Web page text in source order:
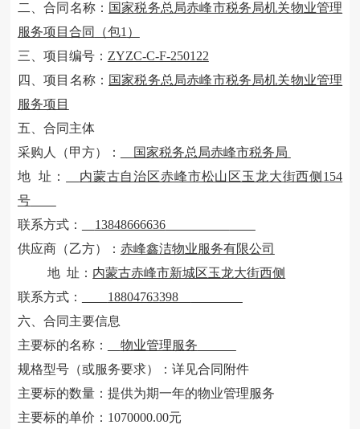
二、合同名称： 国家税务总局赤峰市税务局机关物业管理
服务项目合同
（包1 ）
三、项目编号： ZYZC-C-F-250122
四、项目名称： 国家税务总局赤峰市税务局机关物业管理
服务项目
五、合同主体
采购人（甲方）：
国家税务总局赤峰市税务局
地
址： 内蒙古自治区赤峰市松山区玉龙大街西侧 154
号
联系方式：
13848666636
供应商（乙方）： 赤峰鑫洁物业服务有限公司
地 址： 内蒙古赤峰市新城区玉龙大街西侧
联系方式：
18804763398
六、合同主要信息
主要标的名称：
物业管理服务
规格型号（或服务要求）：详见合同附件
主要标的数量： 提供为期一年的物业管理服务
主要标的单价： 1070000.00元